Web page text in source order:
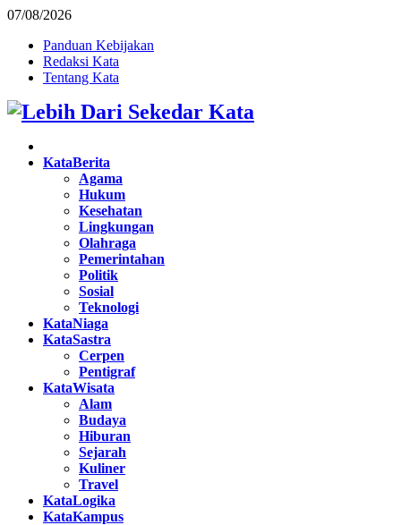
07/08/2026
Panduan Kebijakan
Redaksi Kata
Tentang Kata
Facebook
Twitter
Instagram
Pinterest
Youtube
KataBerita
Agama
Hukum
Kesehatan
Lingkungan
Olahraga
Pemerintahan
Politik
Sosial
Teknologi
KataNiaga
KataSastra
Cerpen
Pentigraf
KataWisata
Alam
Budaya
Hiburan
Sejarah
Kuliner
Travel
KataLogika
KataKampus